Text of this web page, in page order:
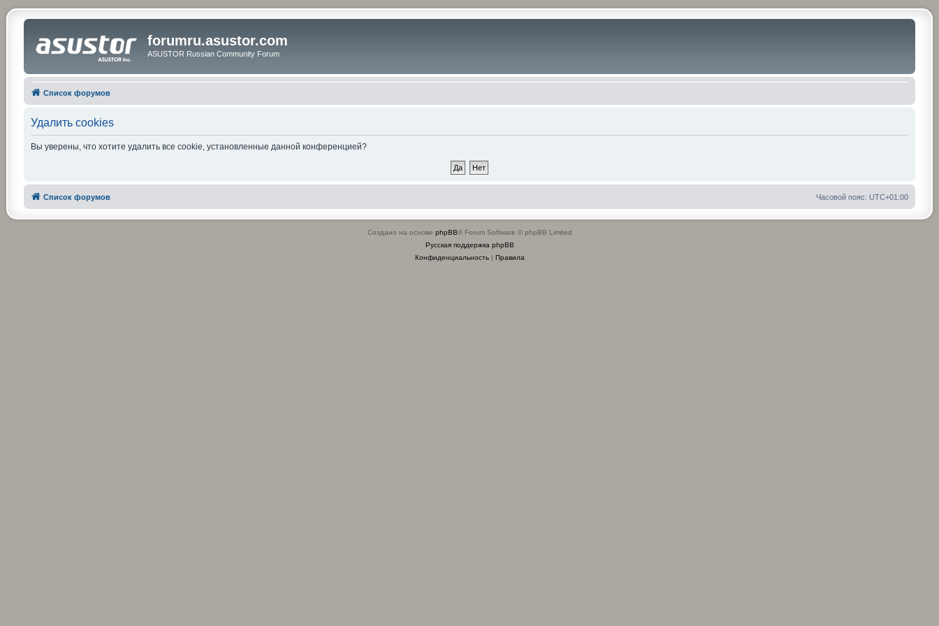
forumru.asustor.com
ASUSTOR Russian Community Forum
Список форумов
Удалить cookies
Вы уверены, что хотите удалить все cookie, установленные данной конференцией?
Список форумов Часовой пояс: UTC+01:00
Создано на основе phpBB® Forum Software © phpBB Limited
Русская поддержка phpBB
Конфиденциальность| Правила